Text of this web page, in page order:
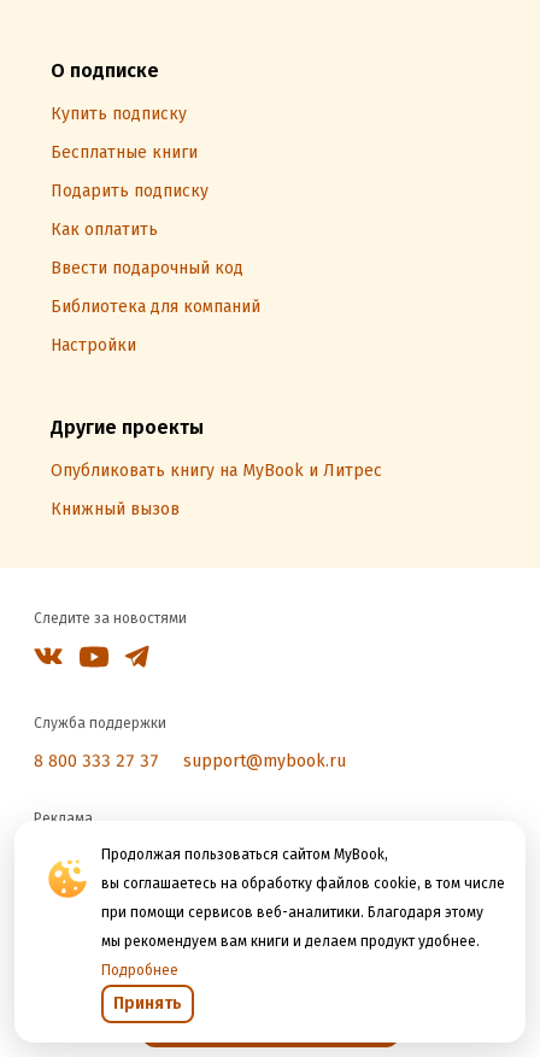
Продолжая пользоваться сайтом MyBook,
вы соглашаетесь на обработку файлов cookie, в том числе
при помощи сервисов веб-аналитики. Благодаря этому
мы рекомендуем вам книги и делаем продукт удобнее.
Подробнее
Принять
О подписке
Купить подписку
Бесплатные книги
Подарить подписку
Как оплатить
Ввести подарочный код
Библиотека для компаний
Настройки
Другие проекты
Опубликовать книгу на MyBook и Литрес
Книжный вызов
Следите за новостями
Служба поддержки
8 800 333 27 37 support@mybook.ru
Реклама
reklama@litres.ru
Мы принимаем к оплате
Открыть в приложении